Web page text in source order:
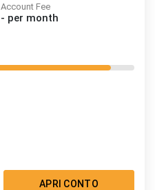
Account Fee
- per month
APRI CONTO